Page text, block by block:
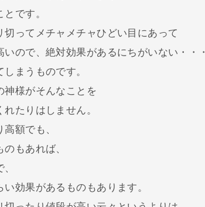
です。
切ってメチャメチャひどい目にあって
いので、絶対効果があるにちがいない・・・
まうものです。
神様がそんなことを
たりはしません。
額でも、
もあれば、
効果があるものもあります。